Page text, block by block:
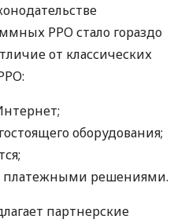
РРО стало гораздо
от классических
оборудования;
платежными решениями.
партнерские